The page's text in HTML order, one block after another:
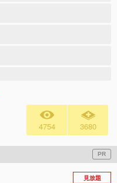
4754 3680
PR
見放題